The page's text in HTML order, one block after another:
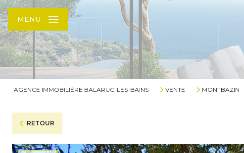
MENU
AGENCE IMMOBILIÈRE BALARUC-LES-BAINS VENTE MONTBAZIN
RETOUR